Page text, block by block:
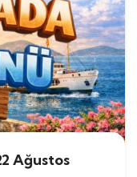
Ağustos